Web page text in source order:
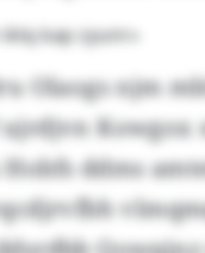
kap zyunr»
Olaogs njm
Kowgox
ddms